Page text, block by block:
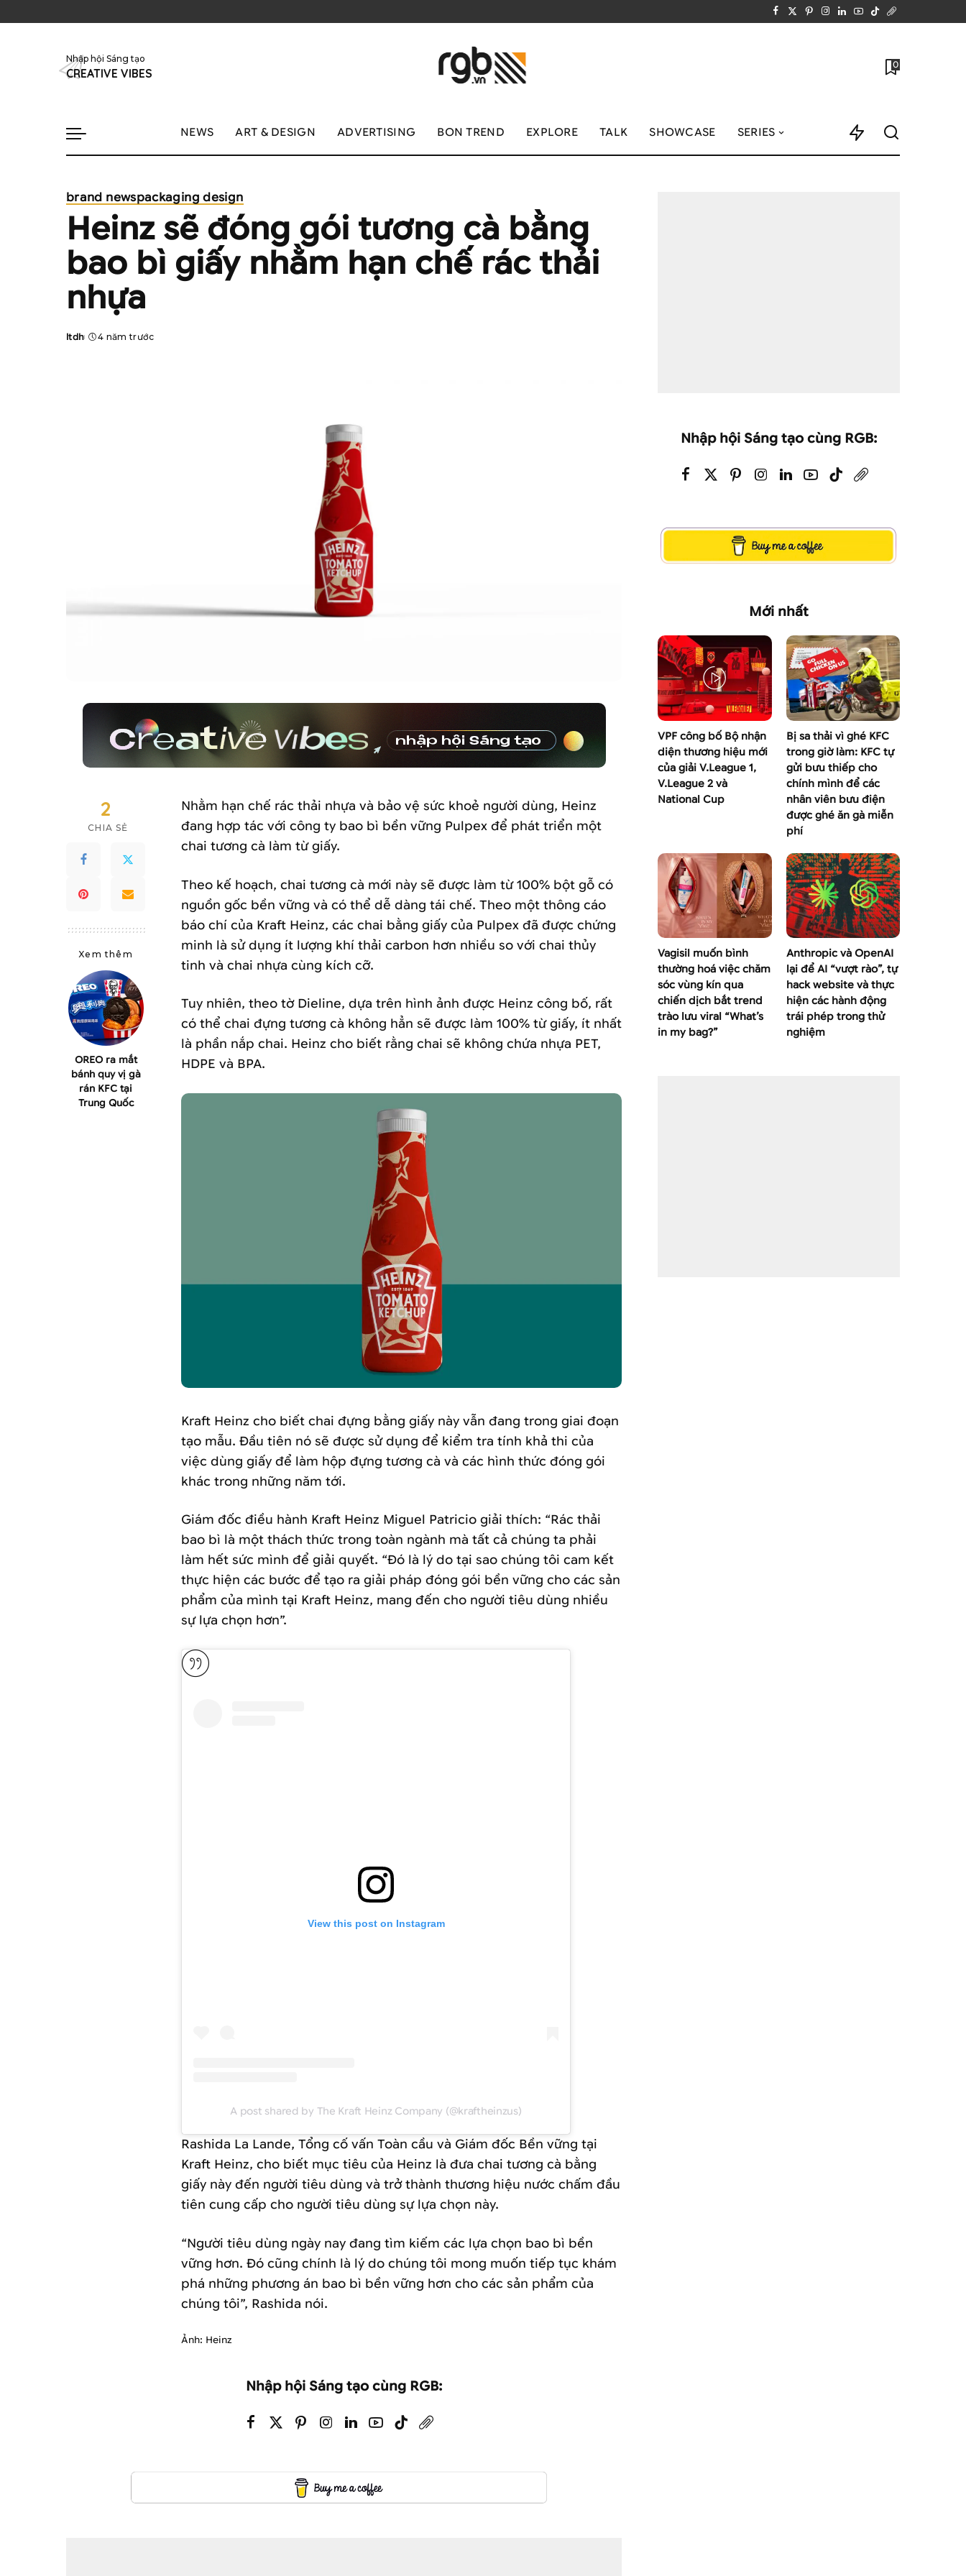
Nhập hội Sáng tạo
CREATIVE VIBES
0
NEWS ART & DESIGN ADVERTISING BON TREND EXPLORE TALK SHOWCASE SERIES
brand newspackaging design
Heinz sẽ đóng gói tương cà bằng
bao bì giấy nhằm hạn chế rác thải
nhựa
Posted
ltdh 4 năm trước
2
CHIA SẺ
Xem thêm
OREO ra mắt
bánh quy vị gà
rán KFC tại
Trung Quốc
Nhằm hạn chế rác thải nhựa và bảo vệ sức khoẻ người dùng, Heinz
đang hợp tác với công ty bao bì bền vững Pulpex để phát triển một
chai tương cà làm từ giấy.
Theo kế hoạch, chai tương cà mới này sẽ được làm từ 100% bột gỗ có
nguồn gốc bền vững và có thể dễ dàng tái chế. Theo một thông cáo
báo chí của Kraft Heinz, các chai bằng giấy của Pulpex đã được chứng
minh là sử dụng ít lượng khí thải carbon hơn nhiều so với chai thủy
tinh và chai nhựa cùng kích cỡ.
Tuy nhiên, theo tờ Dieline, dựa trên hình ảnh được Heinz công bố, rất
có thể chai đựng tương cà không hẳn sẽ được làm 100% từ giấy, ít nhất
là phần nắp chai. Heinz cho biết rằng chai sẽ không chứa nhựa PET,
HDPE và BPA.
Kraft Heinz cho biết chai đựng bằng giấy này vẫn đang trong giai đoạn
tạo mẫu. Đầu tiên nó sẽ được sử dụng để kiểm tra tính khả thi của
việc dùng giấy để làm hộp đựng tương cà và các hình thức đóng gói
khác trong những năm tới.
Giám đốc điều hành Kraft Heinz Miguel Patricio giải thích: “Rác thải
bao bì là một thách thức trong toàn ngành mà tất cả chúng ta phải
làm hết sức mình để giải quyết. “Đó là lý do tại sao chúng tôi cam kết
thực hiện các bước để tạo ra giải pháp đóng gói bền vững cho các sản
phẩm của mình tại Kraft Heinz, mang đến cho người tiêu dùng nhiều
sự lựa chọn hơn”.
View this post on Instagram
A post shared by The Kraft Heinz Company (@kraftheinzus)
Rashida La Lande, Tổng cố vấn Toàn cầu và Giám đốc Bền vững tại
Kraft Heinz, cho biết mục tiêu của Heinz là đưa chai tương cà bằng
giấy này đến người tiêu dùng và trở thành thương hiệu nước chấm đầu
tiên cung cấp cho người tiêu dùng sự lựa chọn này.
“Người tiêu dùng ngày nay đang tìm kiếm các lựa chọn bao bì bền
vững hơn. Đó cũng chính là lý do chúng tôi mong muốn tiếp tục khám
phá những phương án bao bì bền vững hơn cho các sản phẩm của
chúng tôi”, Rashida nói.
Ảnh: Heinz
Nhập hội Sáng tạo cùng RGB:
Nhập hội Sáng tạo cùng RGB:
Mới nhất
VPF công bố Bộ nhận
diện thương hiệu mới
của giải V.League 1,
V.League 2 và
National Cup
Bị sa thải vì ghé KFC
trong giờ làm: KFC tự
gửi bưu thiếp cho
chính mình để các
nhân viên bưu điện
được ghé ăn gà miễn
phí
Vagisil muốn bình
thường hoá việc chăm
sóc vùng kín qua
chiến dịch bắt trend
trào lưu viral “What’s
in my bag?”
Anthropic và OpenAI
lại để AI “vượt rào”, tự
hack website và thực
hiện các hành động
trái phép trong thử
nghiệm